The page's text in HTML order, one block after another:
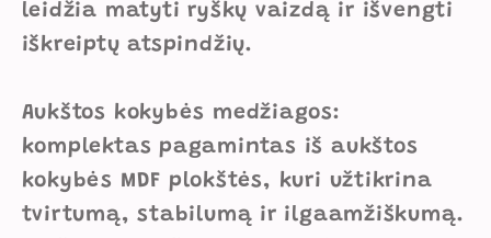
leidžia matyti ryškų vaizdą ir išvengti
iškreiptų atspindžių.
Aukštos kokybės medžiagos:
komplektas pagamintas iš aukštos
kokybės MDF plokštės, kuri užtikrina
tvirtumą, stabilumą ir ilgaamžiškumą.